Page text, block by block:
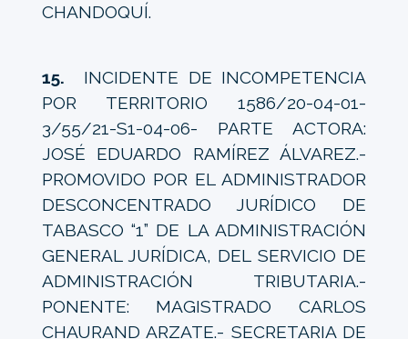
CHANDOQUÍ.
15. INCIDENTE DE INCOMPETENCIA
POR TERRITORIO 1586/20-04-01-
3/55/21-S1-04-06- PARTE ACTORA:
JOSÉ EDUARDO RAMÍREZ ÁLVAREZ.-
PROMOVIDO POR EL ADMINISTRADOR
DESCONCENTRADO JURÍDICO DE
TABASCO “1” DE LA ADMINISTRACIÓN
GENERAL JURÍDICA, DEL SERVICIO DE
ADMINISTRACIÓN TRIBUTARIA.-
PONENTE: MAGISTRADO CARLOS
CHAURAND ARZATE.- SECRETARIA DE